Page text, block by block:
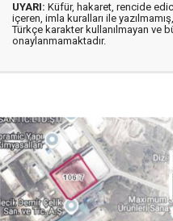
UYARI: Küfür, hakaret, rencide
içeren, imla kuralları ile yazılmamış,
Türkçe karakter kullanılmayan ve
onaylanmamaktadır.